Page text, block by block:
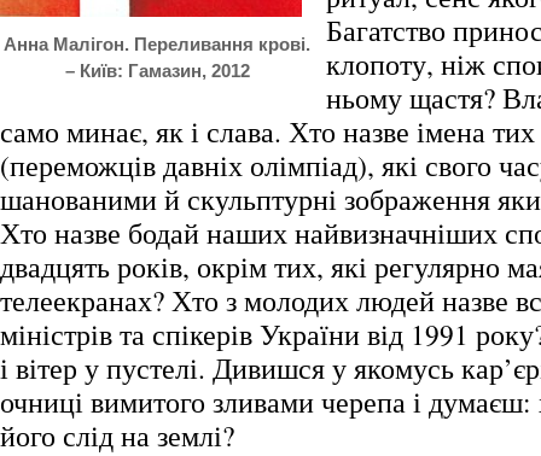
Анна Малігон. Переливання крові.
– Київ: Гамазин, 2012
Багатство
клопоту, ніж
ньому щастя?
само минає, як і слава. Хто назве імена тих
(переможців давніх олімпіад), які свого
шанованими й скульптурні зображення
Хто назве бодай наших найвизначніших
двадцять років, окрім тих, які регулярно
телеекранах? Хто з молодих людей назве
міністрів та спікерів України від 1991
і вітер у пустелі. Дивишся у якомусь
очниці вимитого зливами черепа і
його слід на землі?